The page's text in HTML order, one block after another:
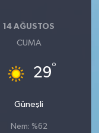
14 AĞUSTOS
CUMA
29°
Güneşli
Nem: %62